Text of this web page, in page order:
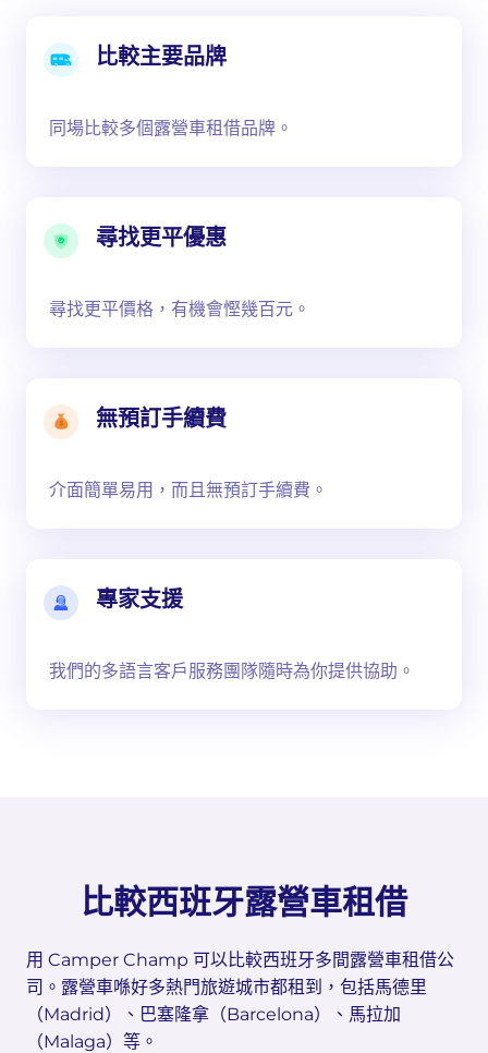
比較主要品牌
同場比較多個露營車租借品牌。
尋找更平優惠
尋找更平價格，有機會慳幾百元。
無預訂手續費
介面簡單易用，而且無預訂手續費。
專家支援
我們的多語言客戶服務團隊隨時為你提供協助。
比較西班牙露營車租借
用 Camper Champ 可以比較西班牙多間露營車租借公
司。露營車喺好多熱門旅遊城市都租到，包括馬德里
（Madrid）、巴塞隆拿（Barcelona）、馬拉加
（Malaga）等。